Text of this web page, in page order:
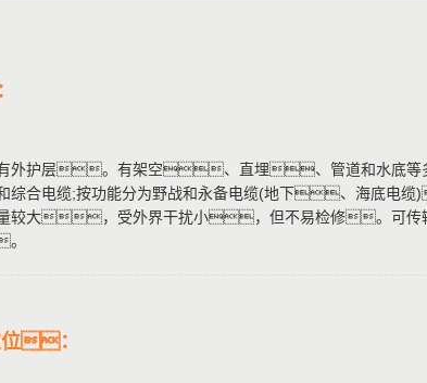
有外护层。有架空、直埋、管道和水底
综合电缆;按功能分为野战和永备电缆(地下、海底电
较大，受外界干扰小，但不易检修。可
位：